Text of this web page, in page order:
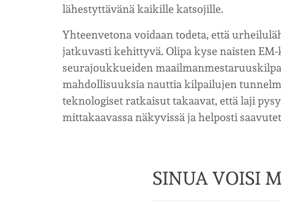
lähestyttävänä kaikille katsojille.
Yhteenvetona voidaan todeta, että
jatkuvasti kehittyvä. Olipa kyse naisten
seurajoukkueiden
mahdollisuuksia nauttia kilpailujen
teknologiset ratkaisut takaavat, että laji
mittakaavassa näkyvissä ja helposti
SINUA VOISI